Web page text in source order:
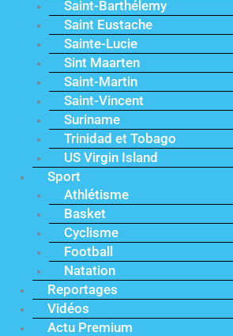
Saint-Barthélemy
Saint Eustache
Sainte-Lucie
Sint Maarten
Saint-Martin
Saint-Vincent
Suriname
Trinidad et Tobago
US Virgin Island
Sport
Athlétisme
Basket
Cyclisme
Football
Natation
Reportages
Vidéos
Actu Premium